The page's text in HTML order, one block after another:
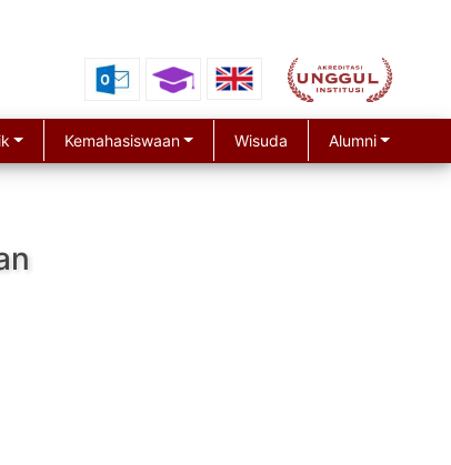
Kemahasiswaan Wisuda Alumni